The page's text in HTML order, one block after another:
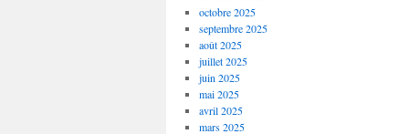
octobre 2025
septembre 2025
août 2025
juillet 2025
juin 2025
mai 2025
avril 2025
mars 2025